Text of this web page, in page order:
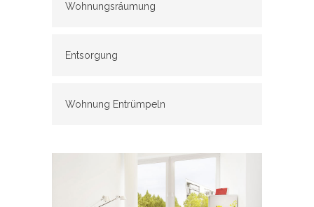
Wohnungsräumung
Entsorgung
Wohnung Entrümpeln